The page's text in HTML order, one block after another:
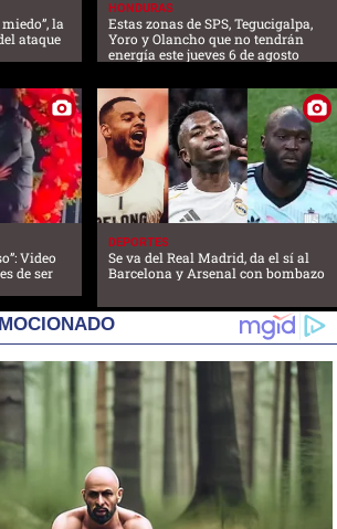
la
ataque
HONDURAS
Estas zonas de SPS, Tegucigalpa,
Yoro y Olancho que no tendrán
energía este jueves 6 de agosto
Video
de ser
DEPORTES
Se va del Real Madrid, da el sí al
Barcelona y Arsenal con bombazo